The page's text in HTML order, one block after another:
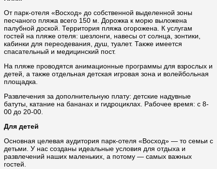
От парк-отеля «Восход» до собственной выделенной зоны
песчаного пляжа всего 150 м. Дорожка к морю выложена
палубной доской. Территория пляжа огорожена. К услугам
гостей на пляже отеля: шезлонги, навесы от солнца, зонтики,
кабинки для переодевания, душ, туалет. Также имеется
спасательный и медицинский пост.
На пляже проводятся анимационные программы для взрослых и
детей, а также отдельная детская игровая зона и волейбольная
площадка.
Развлечения за дополнительную плату: детские надувные
батуты, катание на бананах и гидроциклах. Рабочее время: с 8-
00 до 20-00.
Для детей
Основная целевая аудитория парк-отеля «Восход» — то семьи с
детьми. У нас созданы идеальные условия для отдыха и
развлечений наших маленьких, а потому — самых важных
гостей.